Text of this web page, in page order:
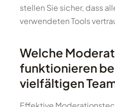
stellen Sie sicher, dass
verwendeten Tools
Welche
funktionieren
vielfältigen